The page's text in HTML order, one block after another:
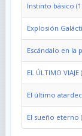
Instinto básico
Explosión
Escándalo en la
EL ÚLTIMO VIAJE
El último
El sueño eterno